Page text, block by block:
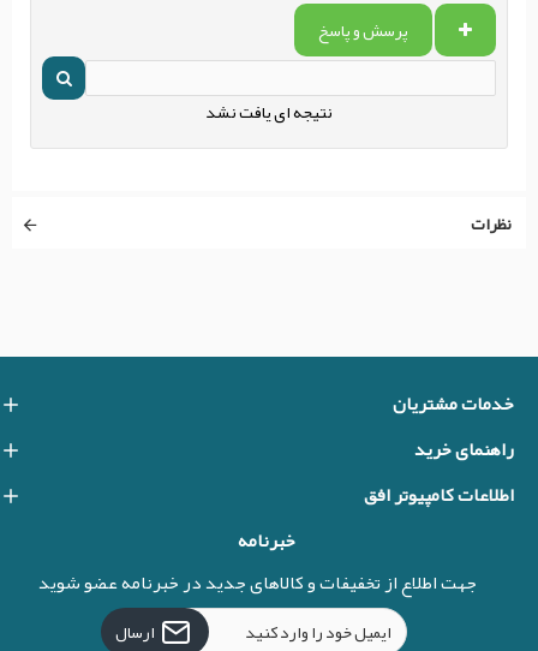
پرسش و پاسخ
نتیجه ای یافت نشد
نظرات
خدمات مشتریان
راهنمای خرید
اطلاعات کامپیوتر افق
خبرنامه
جهت اطلاع از تخفیفات و کالاهای جدید در خبرنامه عضو شوید
ارسال